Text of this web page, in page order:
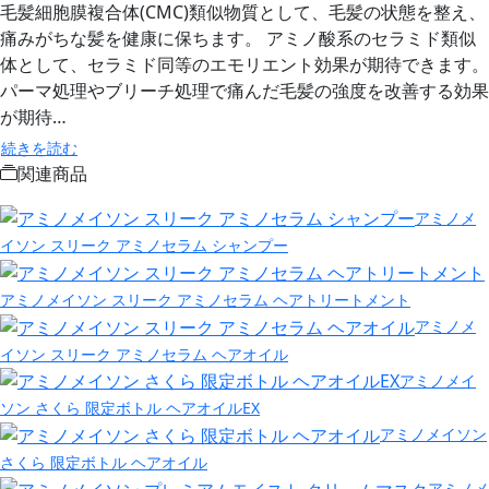
毛髪細胞膜複合体(CMC)類似物質として、毛髪の状態を整え、
痛みがちな髪を健康に保ちます。 アミノ酸系のセラミド類似
体として、セラミド同等のエモリエント効果が期待できます。
パーマ処理やブリーチ処理で痛んだ毛髪の強度を改善する効果
が期待…
続きを読む
関連商品
アミノメ
イソン スリーク アミノセラム シャンプー
アミノメイソン スリーク アミノセラム ヘアトリートメント
アミノメ
イソン スリーク アミノセラム ヘアオイル
アミノメイ
ソン さくら 限定ボトル ヘアオイルEX
アミノメイソン
さくら 限定ボトル ヘアオイル